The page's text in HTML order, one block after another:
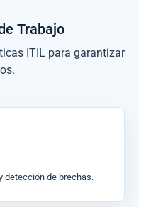
Trabajo
ITIL para garantizar
detección de brechas.